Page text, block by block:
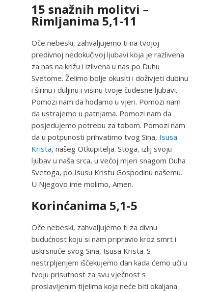
15 snažnih molitvi –
Rimljanima 5,1-11
Oče nebeski, zahvaljujemo ti na tvojoj
predivnoj nedokučivoj ljubavi koja je razlivena
za nas na križu i izlivena u nas po Duhu
Svetome. Želimo bolje okusiti i doživjeti dubinu
i širinu i duljinu i visinu tvoje čudesne ljubavi.
Pomozi nam da hodamo u vjeri. Pomozi nam
da ustrajemo u patnjama. Pomozi nam da
posjedujemo potrebu za tobom. Pomozi nam
da u potpunosti prihvatimo tvog Sina, Isusa
Krista, našeg Otkupitelja. Stoga, izlij svoju
ljubav u naša srca, u većoj mjeri snagom Duha
Svetoga, po Isusu Kristu Gospodinu našemu.
U Njegovo ime molimo, Amen.
Korinćanima 5,1-5
Oče nebeski, zahvaljujemo ti za divnu
budućnost koju si nam pripravio kroz smrt i
uskrsnuće svog Sina, Isusa Krista. S
nestrpljenjem iščekujemo dan kada ćemo ući u
tvoju prisutnost za svu vječnost s
proslavljenim tijelima koja neće biti okaljana